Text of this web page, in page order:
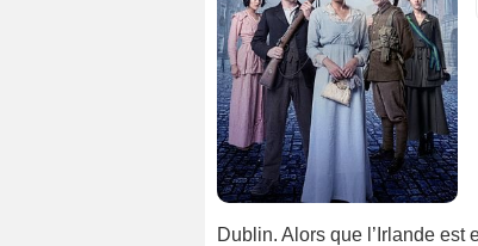
Dublin. Alors que l’Irlande